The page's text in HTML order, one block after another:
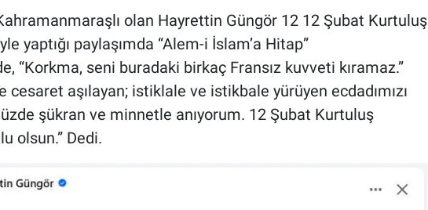
olan Hayrettin Güngör 12 12 Şubat Kurtuluş
yaptığı paylaşımda “Alem-i İslam’a Hitap”
“Korkma, seni buradaki birkaç Fransız kuvveti kıramaz.”
aşılayan; istiklale ve istikbale yürüyen ecdadımızı
şükran ve minnetle anıyorum. 12 Şubat Kurtuluş
olsun.” Dedi.